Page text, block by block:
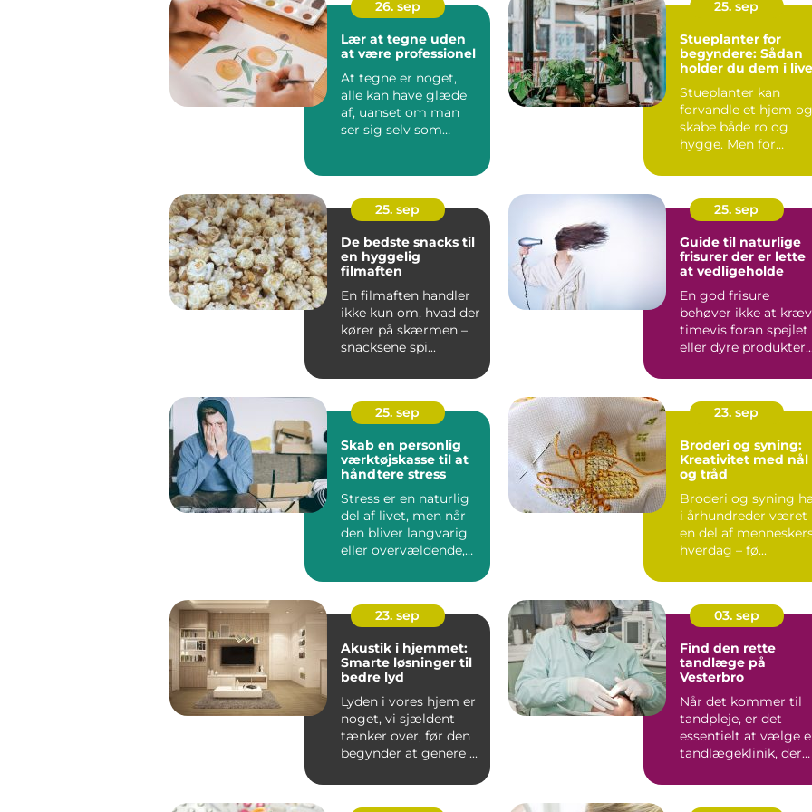
26. sep
Lær at tegne uden
at være professionel
At tegne er noget,
alle kan have glæde
af, uanset om man
ser sig selv som
25. sep
Stueplanter for
begyndere: Sådan
holder du dem i live
Stueplanter kan
forvandle et hjem og
skabe både ro og
hygge. Men for
entusiasme...
25. sep
De bedste snacks til
en hyggelig
filmaften
En filmaften handler
ikke kun om, hvad der
kører på skærmen –
snacksene spi...
25. sep
Guide til naturlige
frisurer der er lette
at vedligeholde
En god frisure
behøver ikke at
timevis foran spejlet
eller dyre produkter.
25. sep
Skab en personlig
værktøjskasse til at
håndtere stress
Stress er en naturlig
del af livet, men når
den bliver langvarig
eller overvældende,
23. sep
Broderi og syning:
Kreativitet med nål
og tråd
Broderi og syning
i århundreder været
en del af
hverdag – fø...
23. sep
Akustik i hjemmet:
Smarte løsninger til
bedre lyd
Lyden i vores hjem er
noget, vi sjældent
tænker over, før den
begynder at genere ...
03. sep
Find den rette
tandlæge på
Vesterbro
Når det kommer til
tandpleje, er det
essentielt at vælge
tandlægeklinik, der